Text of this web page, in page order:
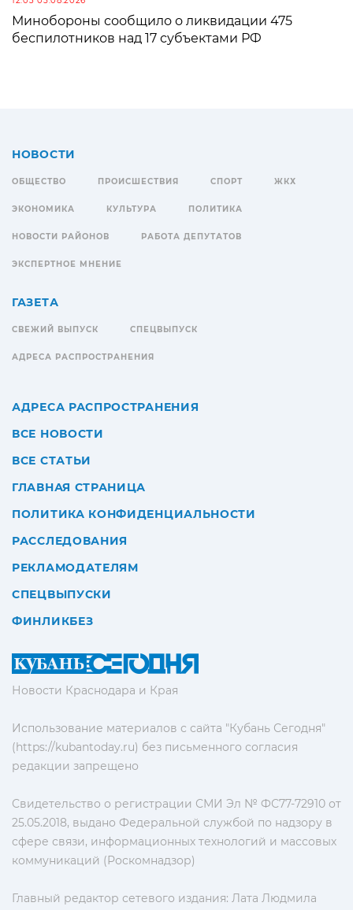
Минобороны сообщило о ликвидации 475
беспилотников над 17 субъектами РФ
Новости Краснодара и Края
Использование материалов с сайта "Кубань Сегодня"
(https://kubantoday.ru) без письменного согласия
редакции запрещено
Свидетельство о регистрации СМИ Эл № ФС77-72910 от
25.05.2018, выдано Федеральной службой по надзору в
сфере связи, информационных технологий и массовых
коммуникаций (Роскомнадзор)
Главный редактор сетевого издания: Лата Людмила
НОВОСТИ
ОБЩЕСТВО ПРОИСШЕСТВИЯ СПОРТ ЖКХ
ЭКОНОМИКА КУЛЬТУРА ПОЛИТИКА
НОВОСТИ РАЙОНОВ РАБОТА ДЕПУТАТОВ
ЭКСПЕРТНОЕ МНЕНИЕ
ГАЗЕТА
СВЕЖИЙ ВЫПУСК СПЕЦВЫПУСК
АДРЕСА РАСПРОСТРАНЕНИЯ
АДРЕСА РАСПРОСТРАНЕНИЯ
ВСЕ НОВОСТИ
ВСЕ СТАТЬИ
ГЛАВНАЯ СТРАНИЦА
ПОЛИТИКА КОНФИДЕНЦИАЛЬНОСТИ
РАССЛЕДОВАНИЯ
РЕКЛАМОДАТЕЛЯМ
СПЕЦВЫПУСКИ
ФИНЛИКБЕЗ